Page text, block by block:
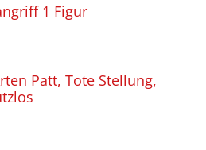
1 Figur
Patt, Tote Stellung,